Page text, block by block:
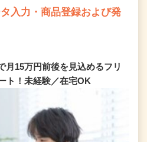
入力・商品登録および発
月15万円前後を見込めるフリ
ト！未経験／在宅OK